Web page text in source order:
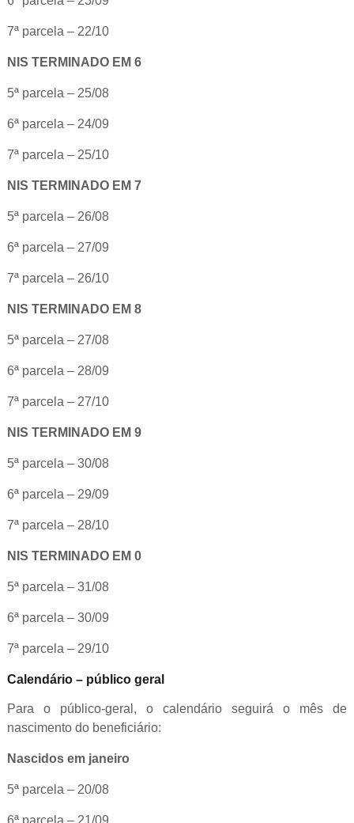
7ª parcela – 22/10
NIS TERMINADO EM 6
5ª parcela – 25/08
6ª parcela – 24/09
7ª parcela – 25/10
NIS TERMINADO EM 7
5ª parcela – 26/08
6ª parcela – 27/09
7ª parcela – 26/10
NIS TERMINADO EM 8
5ª parcela – 27/08
6ª parcela – 28/09
7ª parcela – 27/10
NIS TERMINADO EM 9
5ª parcela – 30/08
6ª parcela – 29/09
7ª parcela – 28/10
NIS TERMINADO EM 0
5ª parcela – 31/08
6ª parcela – 30/09
7ª parcela – 29/10
Calendário – público geral
Para o público-geral, o calendário seguirá o mês de
nascimento do beneficiário:
Nascidos em janeiro
5ª parcela – 20/08
6ª parcela – 21/09